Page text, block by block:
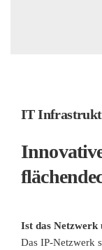
IT
Ist das Netzwerk
Das IP-Netzwerk